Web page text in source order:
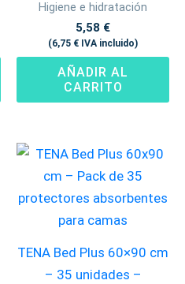
Higiene e hidratación
5,58 €
(6,75 € IVA incluido)
AÑADIR AL
CARRITO
TENA Bed Plus 60×90 cm
– 35 unidades –